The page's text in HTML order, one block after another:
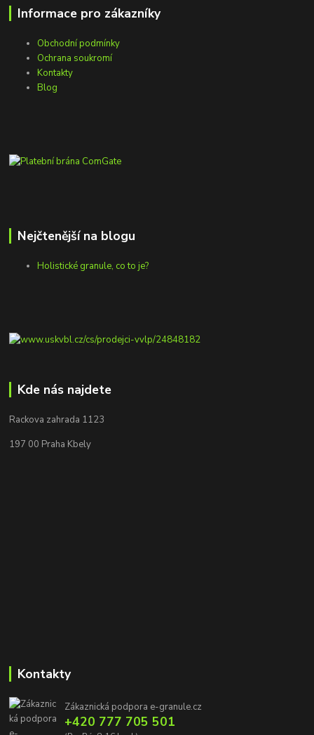
Informace pro zákazníky
Obchodní podmínky
Ochrana soukromí
Kontakty
Blog
Nejčtenější na blogu
Holistické granule, co to je?
Kde nás najdete
Rackova zahrada 1123
197 00 Praha Kbely
Kontakty
Zákaznická podpora e-granule.cz
+420 777 705 501